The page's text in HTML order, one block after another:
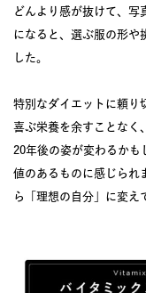
どんより感が抜けて、写
になると、選ぶ服の形や
した。
特別なダイエットに頼り
喜ぶ栄養を余すことなく
20年後の姿が変わるかも
値のあるものに感じられ
ら「理想の自分」に変え